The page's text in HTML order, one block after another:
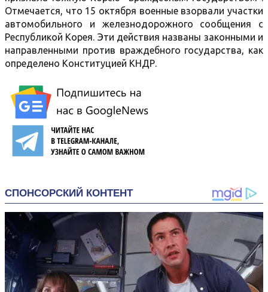
Отмечается, что 15 октября военные взорвали участки
автомобильного и железнодорожного сообщения с
Республикой Корея. Эти действия названы законными и
направленными против враждебного государства, как
определено Конституцией КНДР.